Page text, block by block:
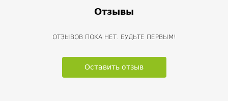
Отзывы
ОТЗЫВОВ ПОКА НЕТ. БУДЬТЕ ПЕРВЫМ!
Оставить отзыв